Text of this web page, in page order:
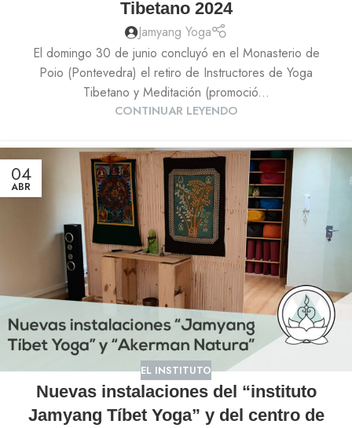
Tibetano 2024
Jamyang Yoga
El domingo 30 de junio concluyó en el Monasterio de
Poio (Pontevedra) el retiro de Instructores de Yoga
Tibetano y Meditación (promoció...
CONTINUAR LEYENDO
04
ABR
EL INSTITUTO
Nuevas instalaciones del “instituto
Jamyang Tíbet Yoga” y del centro de